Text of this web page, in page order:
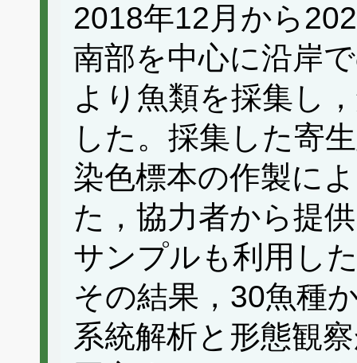
2018年12月から
南部を中心に沿岸
より魚類を採集し
した。採集した寄
染色標本の作製に
た，協力者から提
サンプルも利用し
その結果，30魚種
系統解析と形態観